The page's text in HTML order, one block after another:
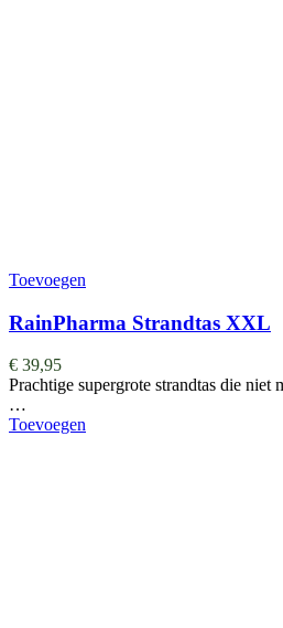
Toevoegen
RainPharma Strandtas XXL
€ 39,95
Prachtige supergrote strandtas die niet
…
Toevoegen